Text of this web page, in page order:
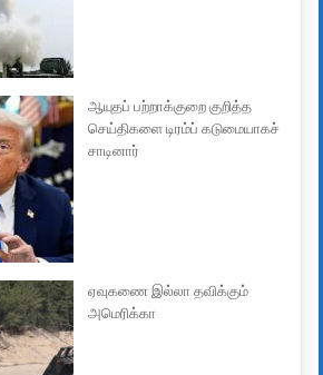
ஆயுதப் பற்றாக்குறை குறித்த
செய்திகளை டிரம்ப் கடுமையாகச்
சாடினார்
ஏவுகணை இல்லா தவிக்கும்
அமெரிக்கா